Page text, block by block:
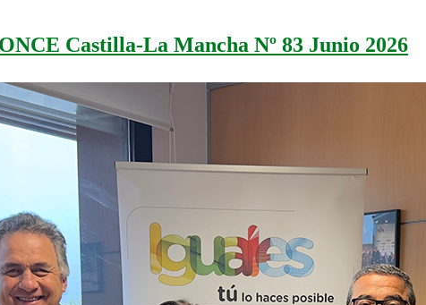
Castilla-La Mancha Nº 83 Junio 2026